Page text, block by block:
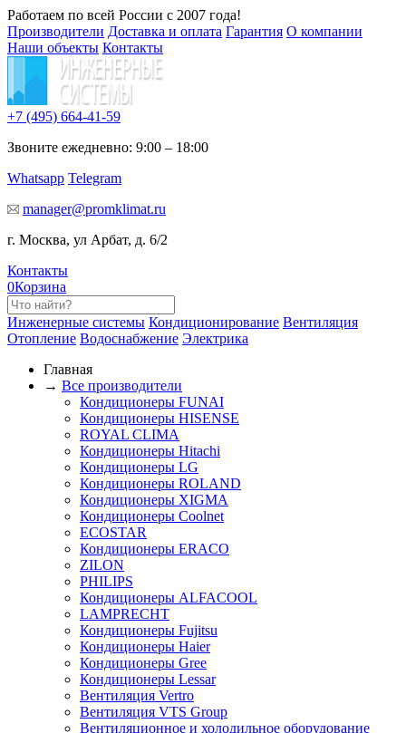
Работаем по всей России с 2007 года!
Производители Доставка и оплата Гарантия О компании
Наши объекты Контакты
+7 (495) 664-41-59
Звоните ежедневно: 9:00 – 18:00
Whatsapp Telegram
manager@promklimat.ru
г. Москва, ул Арбат, д. 6/2
Контакты
0Корзина
Инженерные системы Кондиционирование Вентиляция
Отопление Водоснабжение Электрика
Главная
→ Все производители
Кондиционеры FUNAI
Кондиционеры HISENSE
ROYAL CLIMA
Кондиционеры Hitachi
Кондиционеры LG
Кондиционеры ROLAND
Кондиционеры XIGMA
Кондиционеры Coolnet
ECOSTAR
Кондиционеры ERACO
ZILON
PHILIPS
Кондиционеры ALFACOOL
LAMPRECHT
Кондиционеры Fujitsu
Кондиционеры Haier
Кондиционеры Gree
Кондиционеры Lessar
Вентиляция Vertro
Вентиляция VTS Group
Вентиляционное и холодильное оборудование